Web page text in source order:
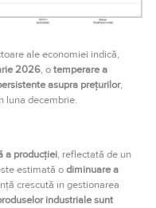
ale economiei indică,
2026, otemperare a
asupra prețurilor,
luna decembrie.
a producției, reflectată de un
estimată odiminuare a
crescută în gestionarea
industriale sunt